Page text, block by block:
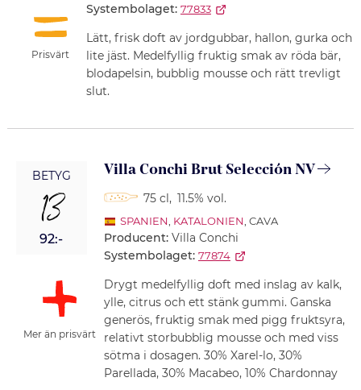
Prisvärt
Systembolaget: 77833
Lätt, frisk doft av jordgubbar, hallon, gurka och
lite jäst. Medelfyllig fruktig smak av röda bär,
blodapelsin, bubblig mousse och rätt trevligt
slut.
BETYG
13
92:-
Mer än prisvärt
Villa Conchi Brut Selección NV
75 cl, 11.5% vol.
SPANIEN KATALONIEN , CAVA
Producent: Villa Conchi
Systembolaget: 77874
Drygt medelfyllig doft med inslag av kalk,
ylle, citrus och ett stänk gummi. Ganska
generös, fruktig smak med pigg fruktsyra,
relativt storbubblig mousse och med viss
sötma i dosagen. 30% Xarel-lo, 30%
Parellada, 30% Macabeo, 10% Chardonnay